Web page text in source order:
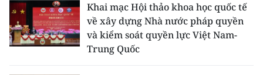
Khai mạc Hội thảo khoa học quốc tế
về xây dựng Nhà nước pháp quyền
và kiểm soát quyền lực Việt Nam-
Trung Quốc